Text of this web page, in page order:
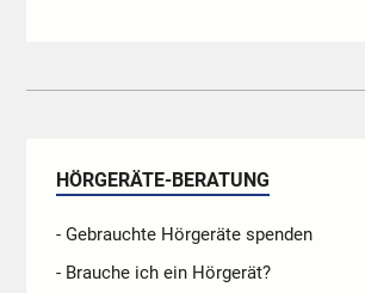
HÖRGERÄTE-BERATUNG
- Gebrauchte Hörgeräte spenden
- Brauche ich ein Hörgerät?